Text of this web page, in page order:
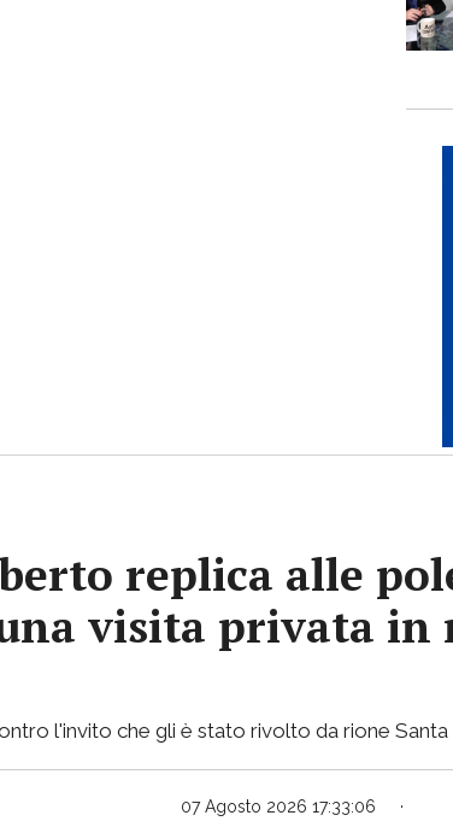
replica alle
visita privata
l'invito che gli è stato rivolto da rione
07 Agosto 2026 17:33:06